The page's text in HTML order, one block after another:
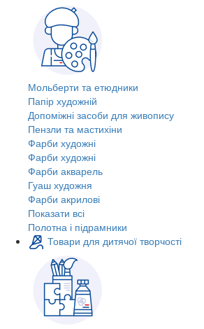
Мольберти та етюдники
Папір художній
Допоміжні засоби для живопису
Пензли та мастихіни
Фарби художні
Фарби художні
Фарби акварель
Гуаш художня
Фарби акрилові
Показати всі
Полотна і підрамники
Товари для дитячої творчості